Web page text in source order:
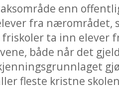
enn
fra nærområdet,
ta inn elever
både når det
fleste kristne